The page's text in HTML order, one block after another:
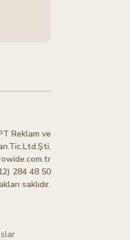
Reklam ve
284 48 50
saklıdır.